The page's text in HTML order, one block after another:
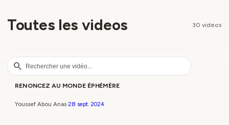
Toutes les videos 30 videos
search
play_arrow
RENONCEZ AU MONDE ÉPHÉMÈRE
Youssef Abou Anas·28 sept. 2024